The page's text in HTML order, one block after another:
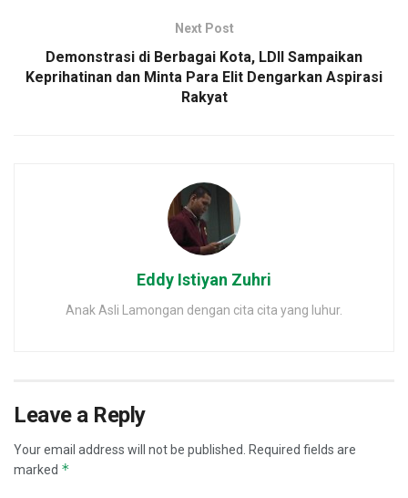
Next Post
Demonstrasi di Berbagai Kota, LDII Sampaikan
Keprihatinan dan Minta Para Elit Dengarkan Aspirasi
Rakyat
Eddy Istiyan Zuhri
Anak Asli Lamongan dengan cita cita yang luhur.
Leave a Reply
Your email address will not be published.
Required fields are
marked *